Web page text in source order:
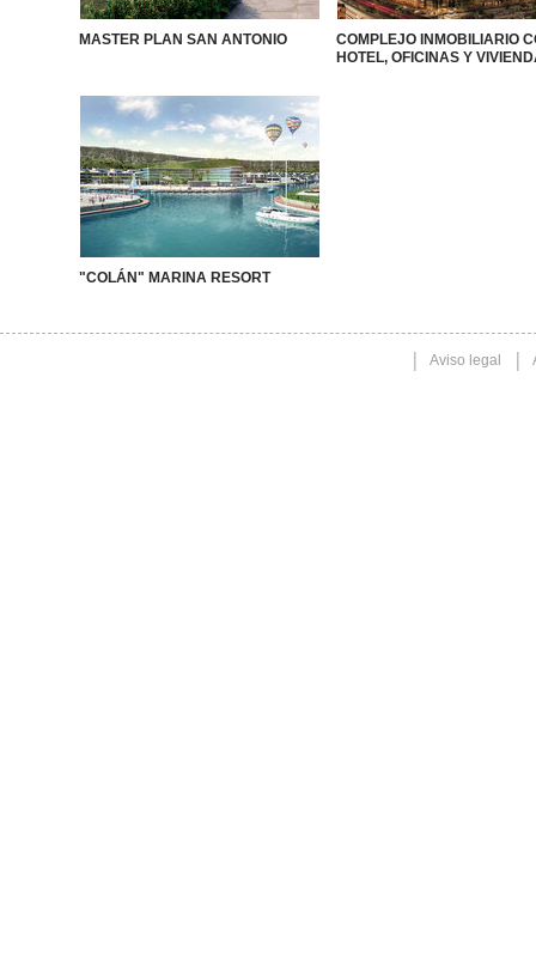
MASTER PLAN SAN ANTONIO
COMPLEJO INMOBILIARIO
HOTEL, OFICINAS Y
"COLÁN" MARINA RESORT
Aviso legal